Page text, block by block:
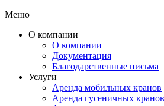
Меню
О компании
О компании
Документация
Благодарственные письма
Услуги
Аренда мобильных кранов
Аренда гусеничных кранов